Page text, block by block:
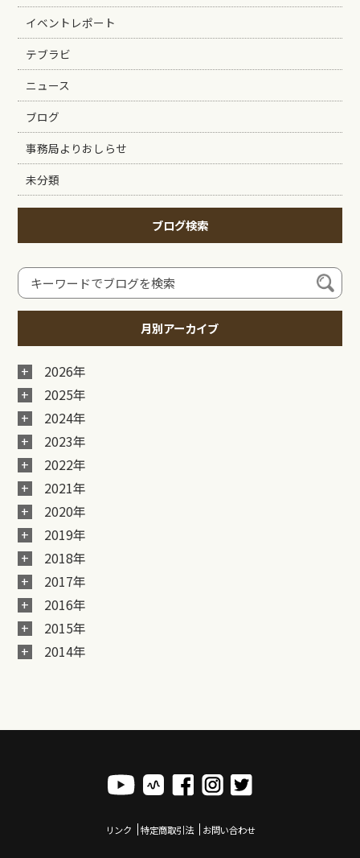
イベントレポート
テブラビ
ニュース
ブログ
事務局よりおしらせ
未分類
ブログ検索
月別アーカイブ
2026年
2025年
2024年
2023年
2022年
2021年
2020年
2019年
2018年
2017年
2016年
2015年
2014年
リンク 特定商取引法 お問い合わせ